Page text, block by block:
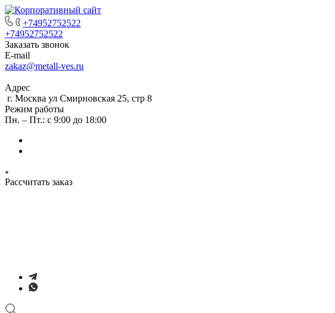
+74952752522
+74952752522
Заказать звонок
E-mail
zakaz@metall-ves.ru
Адрес
г. Москва ул Смирновская 25, стр 8
Режим работы
Пн. – Пт.: с 9:00 до 18:00
Рассчитать заказ